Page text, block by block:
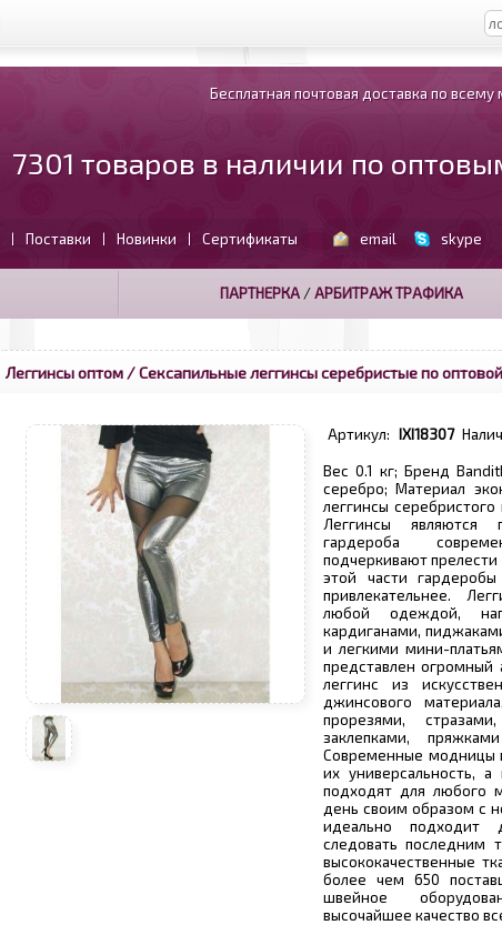
Бесплатная почтовая доставка по
7301 товаров в наличии по
| Поставки | Новинки | Сертификаты email skype
ПАРТНЕРКА/АРБИТРАЖ ТРАФИКА
Леггинсы оптом / Сексапильные леггинсы серебристые по
Артикул: IXI18307
Вес 0.1 кг; Бренд
серебро; Материал
леггинсы
Леггинсы являются
гардероба
подчеркивают
этой части
привлекательнее.
любой одеждой,
кардиганами,
и легкими мини-
представлен огромный
леггинс из
джинсового
прорезями,
заклепками,
Современные модницы
их универсальность,
подходят для любого
день своим образом с
идеально
следовать последним
высококачественные
более чем 650
швейное
высочайшее качество